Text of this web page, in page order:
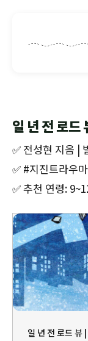
일 년 전 로드
✅ 전성현 지음 |
✅ #지진트라우
✅ 추천 연령:
일 년 전 로드 뷰